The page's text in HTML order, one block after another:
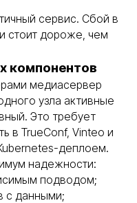
сервис. Сбой в
стоит дороже, чем
компонентов
медиасервер
узла активные
Это требует
в TrueConf, Vinteo и
деплоем.
надежности:
подводом;
с данными;